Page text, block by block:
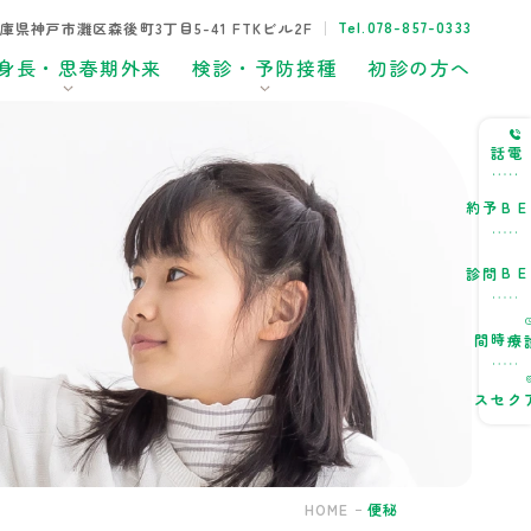
県神戸市灘区森後町3丁目5-41 FTKビル2F Tel.078-857-0333
長・思春期外来 検診・予防接種 初診の方へ
HOME 便秘
電話
WEB予約
WEB問診
診療時間
アクセス